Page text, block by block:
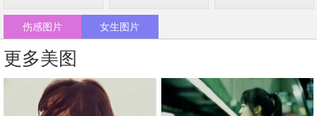
伤感图片 女生图片
更多美图